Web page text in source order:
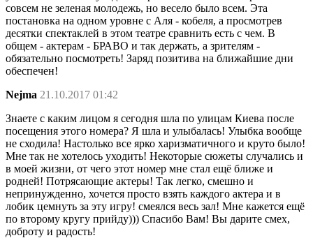
совсем не зеленая молодежь, но весело было всем. Эта
постановка на одном уровне с Аля - кобеля, а просмотрев
десятки спектаклей в этом театре сравнить есть с чем. В
общем - актерам - БРАВО и так держать, а зрителям -
обязательно посмотреть! Заряд позитива на ближайшие дни
обеспечен!
Nejma 21.10.2017 01:42
Знаете с каким лицом я сегодня шла по улицам Киева после
посещения этого номера? Я шла и улыбалась! Улыбка вообще
не сходила! Настолько все ярко харизматичного и круто было!
Мне так не хотелось уходить! Некоторые сюжеты случались и
в моей жизни, от чего этот номер мне стал ещё ближе и
родней! Потрясающие актеры! Так легко, смешно и
непринужденно, хочется просто взять каждого актера и в
лобик цемнуть за эту игру! смеялся весь зал! Мне кажется ещё
по второму кругу прийду))) Спасибо Вам! Вы дарите смех,
доброту и радость!